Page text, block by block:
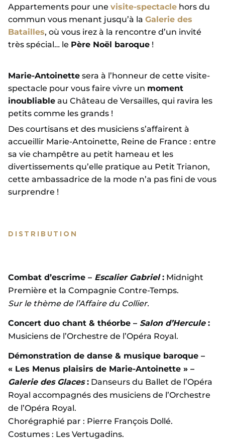
Appartements pour une visite-spectacle hors du
commun vous menant jusqu’à la Galerie des
Batailles, où vous irez à la rencontre d’un invité
très spécial… le Père Noël baroque !
Marie-Antoinette sera à l’honneur de cette visite-
spectacle pour vous faire vivre un moment
inoubliable au Château de Versailles, qui ravira les
petits comme les grands !
Des courtisans et des musiciens s’affairent à
accueillir Marie-Antoinette, Reine de France : entre
sa vie champêtre au petit hameau et les
divertissements qu’elle pratique au Petit Trianon,
cette ambassadrice de la mode n’a pas fini de vous
surprendre !
DISTRIBUTION
Combat d’escrime – Escalier Gabriel: Midnight
Première et la Compagnie Contre-Temps.
Sur le thème de l’Affaire du Collier.
Concert duo chant & théorbe – Salon d’Hercule:
Musiciens de l’Orchestre de l’Opéra Royal.
Démonstration de danse & musique baroque –
« Les Menus plaisirs de Marie-Antoinette » –
Galerie des Glaces: Danseurs du Ballet de l’Opéra
Royal accompagnés des musiciens de l’Orchestre
de l’Opéra Royal.
Chorégraphié par : Pierre François Dollé.
Costumes : Les Vertugadins.